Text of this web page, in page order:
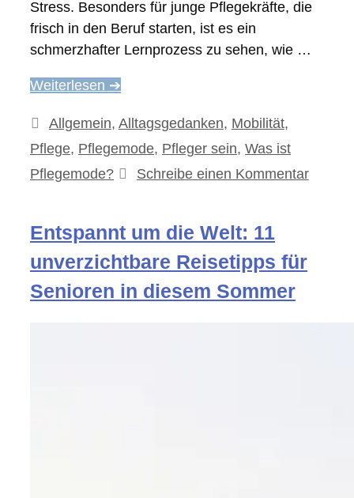
Stress. Besonders für junge Pflegekräfte, die
frisch in den Beruf starten, ist es ein
schmerzhafter Lernprozess zu sehen, wie …
Weiterlesen ➔
Kategorien
Allgemein, Alltagsgedanken, Mobilität,
Pflege, Pflegemode, Pfleger sein, Was ist
Pflegemode?
Schreibe einen Kommentar
Entspannt um die Welt: 11
unverzichtbare Reisetipps für
Senioren in diesem Sommer